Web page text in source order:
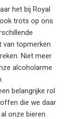
het bij Royal
trots op ons
van topmerken
Niet meer
alcoholarme
belangrijke rol
die we daar
onze bieren.